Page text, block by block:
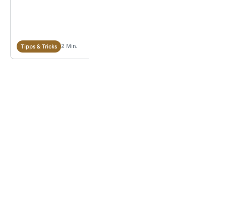
Tipps & Tricks 2 Min.